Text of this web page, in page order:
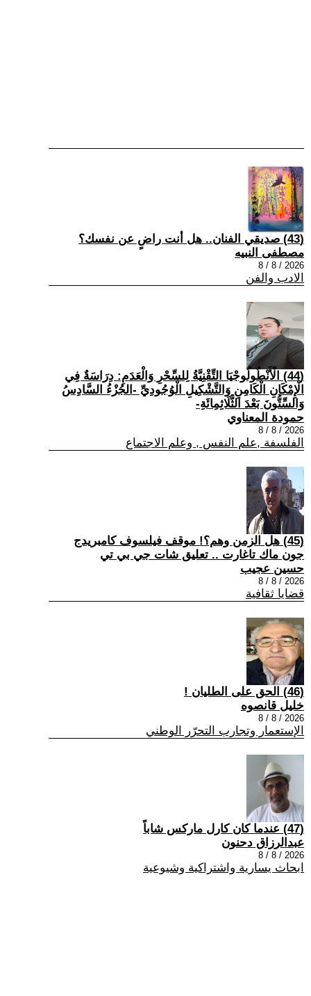
(43) صديقي الفنان.. هل أنت راضٍ عن نفسك؟
مصطفى النبيه
2026 / 8 / 8
الادب والفن
(44) الْأَنْطُولُوجْيَا التِّقْنِيَّةُ لِلسِّحْرِ وَالْعَدَمِ: دِرَاسَةٌ فِي
الْإِمْكَانِ الْكَامِنِ وَالتَّشْكِيلِ الْوُجُودِيِّ -الجُزْءُ السَّادِسُ
وَالسِّتُّونَ بَعْدَ الثَّلَاثِمِائَةِ-
حمودة المعناوي
2026 / 8 / 8
الفلسفة ,علم النفس , وعلم الاجتماع
(45) هل الزمن وهم؟! موقف فيلسوف كامبريدج
جون ماك تاغارت .. تعليق شات جي بي تي
حسين عجيب
2026 / 8 / 8
قضايا ثقافية
(46) الحق على الطليان !
خليل قانصوه
2026 / 8 / 8
الإستعمار وتجارب التحرّر الوطني
(47) عندما كان كارل ماركس شاباً
عبدالرزاق دحنون
2026 / 8 / 8
ابحاث يسارية واشتراكية وشيوعية